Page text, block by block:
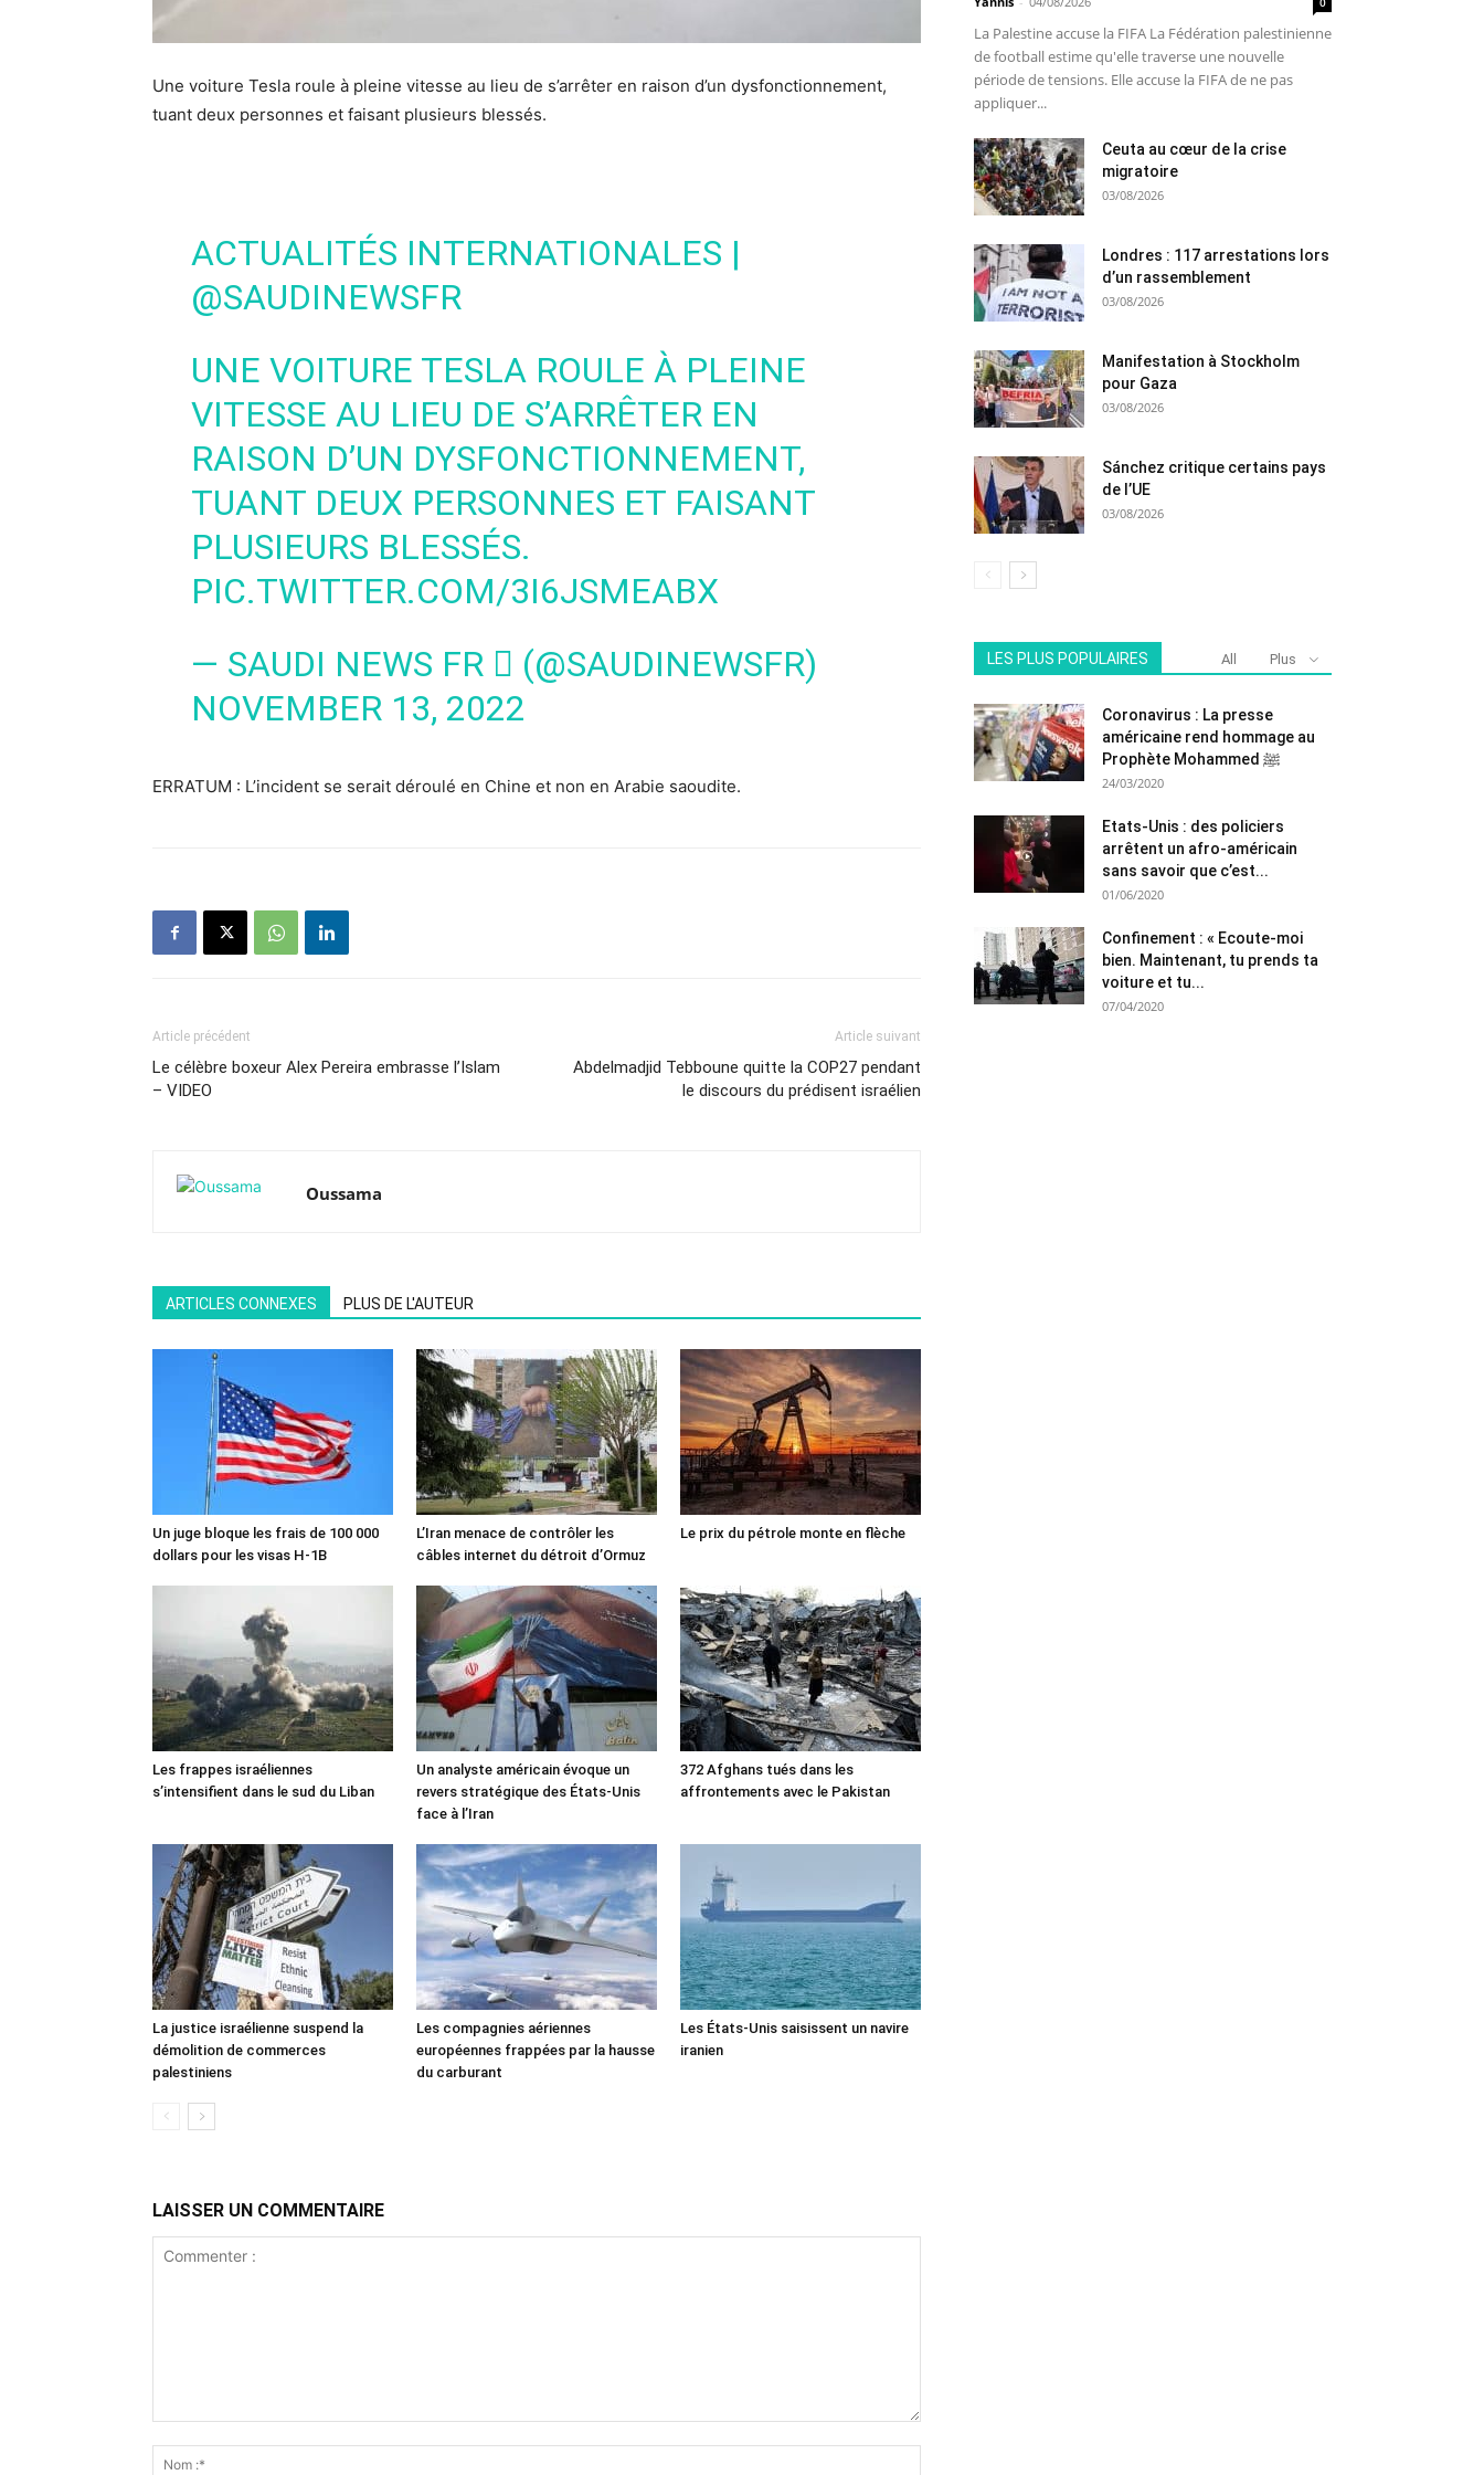
Une voiture Tesla roule à pleine vitesse au lieu de s’arrêter en raison d’un dysfonctionnement,
tuant deux personnes et faisant plusieurs blessés.
ACTUALITÉS INTERNATIONALES |
@SAUDINEWSFR
UNE VOITURE TESLA ROULE À PLEINE
VITESSE AU LIEU DE S’ARRÊTER EN
RAISON D’UN DYSFONCTIONNEMENT,
TUANT DEUX PERSONNES ET FAISANT
PLUSIEURS BLESSÉS.
PIC.TWITTER.COM/3I6JSMEABX
— SAUDI NEWS FR  (@SAUDINEWSFR)
NOVEMBER 13, 2022
ERRATUM : L’incident se serait déroulé en Chine et non en Arabie saoudite.
Article précédent
Le célèbre boxeur Alex Pereira embrasse l’Islam
– VIDEO
Article suivant
Abdelmadjid Tebboune quitte la COP27 pendant
le discours du prédisent israélien
Oussama
ARTICLES CONNEXES PLUS DE L'AUTEUR
Un juge bloque les frais de 100 000
dollars pour les visas H-1B
L’Iran menace de contrôler les
câbles internet du détroit d’Ormuz
Le prix du pétrole monte en flèche
Les frappes israéliennes
s’intensifient dans le sud du Liban
Un analyste américain évoque un
revers stratégique des États-Unis
face à l’Iran
372 Afghans tués dans les
affrontements avec le Pakistan
La justice israélienne suspend la
démolition de commerces
palestiniens
Les compagnies aériennes
européennes frappées par la hausse
du carburant
Les États-Unis saisissent un navire
iranien
LAISSER UN COMMENTAIRE
La Palestine accuse la FIFA La Fédération palestinienne
de football estime qu'elle traverse une nouvelle
période de tensions. Elle accuse la FIFA de ne pas
appliquer...
Ceuta au cœur de la crise
migratoire
03/08/2026
Londres : 117 arrestations lors
d’un rassemblement
03/08/2026
Manifestation à Stockholm
pour Gaza
03/08/2026
Sánchez critique certains pays
de l’UE
03/08/2026
LES PLUS POPULAIRES All Plus
Coronavirus : La presse
américaine rend hommage au
Prophète Mohammed ﷺ
24/03/2020
Etats-Unis : des policiers
arrêtent un afro-américain
sans savoir que c’est...
01/06/2020
Confinement : « Ecoute-moi
bien. Maintenant, tu prends ta
voiture et tu...
07/04/2020